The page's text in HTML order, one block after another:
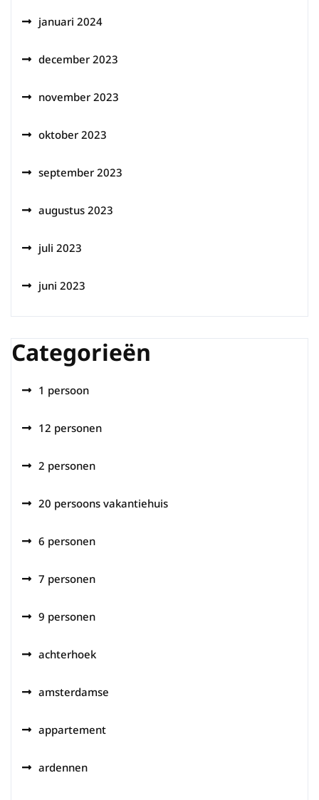
januari 2024
december 2023
november 2023
oktober 2023
september 2023
augustus 2023
juli 2023
juni 2023
Categorieën
1 persoon
12 personen
2 personen
20 persoons vakantiehuis
6 personen
7 personen
9 personen
achterhoek
amsterdamse
appartement
ardennen